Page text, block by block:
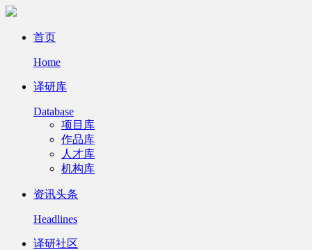
首页
Home
译研库
Database
项目库
作品库
人才库
机构库
资讯头条
Headlines
译研社区